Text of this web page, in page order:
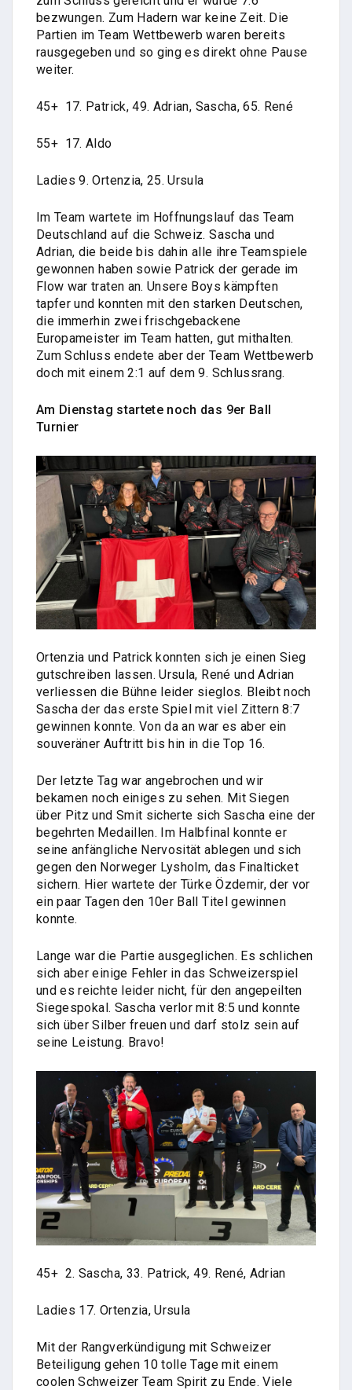
bezwungen. Zum Hadern war keine Zeit. Die
Partien im Team Wettbewerb waren bereits
rausgegeben und so ging es direkt ohne Pause
weiter.
45+ 17. Patrick, 49. Adrian, Sascha, 65. René
55+ 17. Aldo
Ladies 9. Ortenzia, 25. Ursula
Im Team wartete im Hoffnungslauf das Team
Deutschland auf die Schweiz. Sascha und
Adrian, die beide bis dahin alle ihre Teamspiele
gewonnen haben sowie Patrick der gerade im
Flow war traten an. Unsere Boys kämpften
tapfer und konnten mit den starken Deutschen,
die immerhin zwei frischgebackene
Europameister im Team hatten, gut mithalten.
Zum Schluss endete aber der Team Wettbewerb
doch mit einem 2:1 auf dem 9. Schlussrang.
Am Dienstag startete noch das 9er Ball
Turnier
Ortenzia und Patrick konnten sich je einen Sieg
gutschreiben lassen. Ursula, René und Adrian
verliessen die Bühne leider sieglos. Bleibt noch
Sascha der das erste Spiel mit viel Zittern 8:7
gewinnen konnte. Von da an war es aber ein
souveräner Auftritt bis hin in die Top 16.
Der letzte Tag war angebrochen und wir
bekamen noch einiges zu sehen. Mit Siegen
über Pitz und Smit sicherte sich Sascha eine der
begehrten Medaillen. Im Halbfinal konnte er
seine anfängliche Nervosität ablegen und sich
gegen den Norweger Lysholm, das Finalticket
sichern. Hier wartete der Türke Özdemir, der vor
ein paar Tagen den 10er Ball Titel gewinnen
konnte.
Lange war die Partie ausgeglichen. Es schlichen
sich aber einige Fehler in das Schweizerspiel
und es reichte leider nicht, für den angepeilten
Siegespokal. Sascha verlor mit 8:5 und konnte
sich über Silber freuen und darf stolz sein auf
seine Leistung. Bravo!
45+ 2. Sascha, 33. Patrick, 49. René, Adrian
Ladies 17. Ortenzia, Ursula
Mit der Rangverkündigung mit Schweizer
Beteiligung gehen 10 tolle Tage mit einem
coolen Schweizer Team Spirit zu Ende. Viele